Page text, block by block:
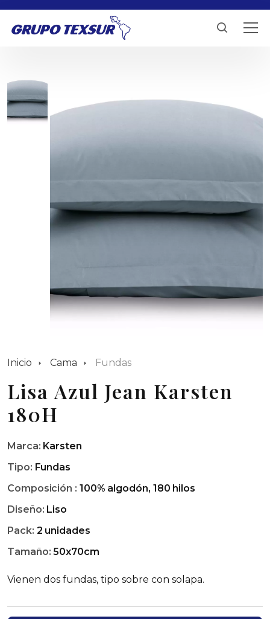
Inicio Cama Fundas
Lisa Azul Jean Karsten
180H
Marca: Karsten
Tipo: Fundas
Composición : 100% algodón, 180 hilos
Diseño: Liso
Pack: 2 unidades
Tamaño: 50x70cm
Vienen dos fundas, tipo sobre con solapa.